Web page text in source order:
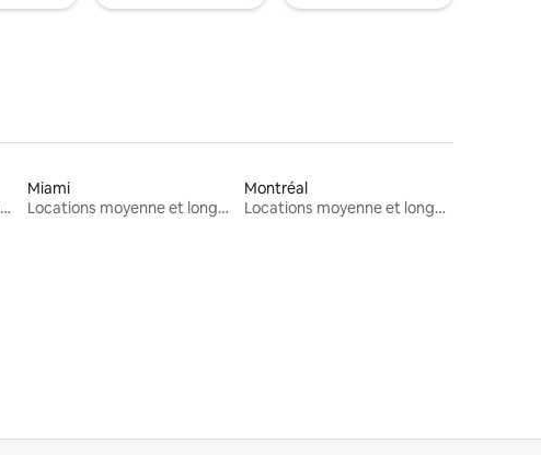
Locations moyenne et longue durée
Miami
Locations moyenne et longue durée
Montréal
Locations moyenne et longue durée